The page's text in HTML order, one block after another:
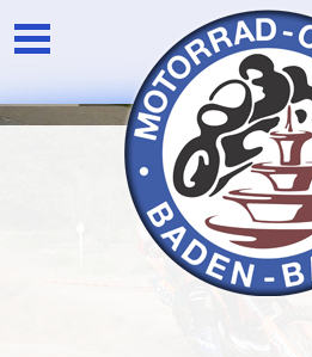
Unser Verein
Die Vorstandschaft